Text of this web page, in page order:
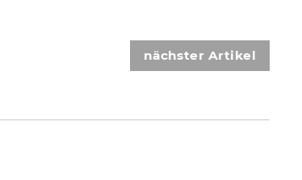
nächster Artikel